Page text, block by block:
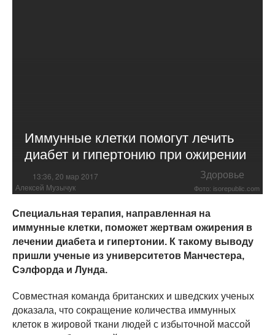
Иммунные клетки помогут лечить
диабет и гипертонию при ожирении
13:36, 20 мар 2017 Здоровье
Алексей Музычук Фото: isorepublic.com
Специальная терапия, направленная на
иммунные клетки, поможет жертвам ожирения в
лечении диабета и гипертонии. К такому выводу
пришли ученые из университетов Манчестера,
Сэлфорда и Лунда.
Совместная команда британских и шведских ученых
доказала, что сокращение количества иммунных
клеток в жировой ткани людей с избыточной массой